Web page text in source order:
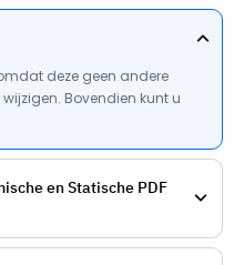
deze geen andere
Bovendien kunt u
en Statische PDF